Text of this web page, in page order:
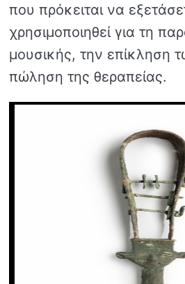
που πρόκειται να
χρησιμοποιηθεί για τη
μουσικής, την επίκληση
πώληση της θεραπείας.